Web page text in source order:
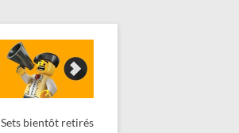
Sets bientôt retirés